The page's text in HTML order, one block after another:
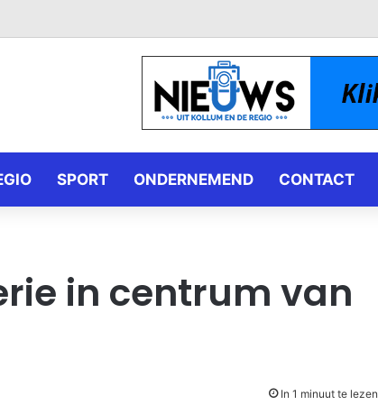
SPORT ONDERNEMEND CONTACT
in centrum van
In 1 minuut te lezen